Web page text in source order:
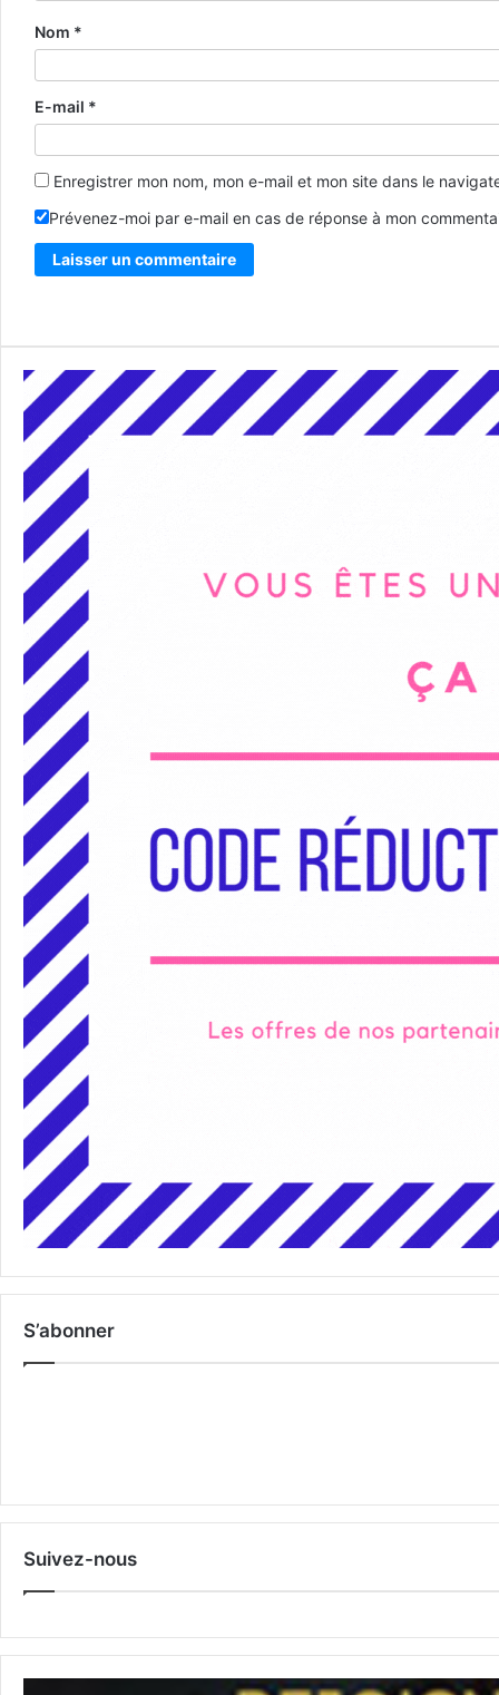
Nom *
E-mail *
Enregistrer mon nom, mon e-mail et mon site dans le
Prévenez-moi par e-mail en cas de réponse à mon
S’abonner
Suivez-nous